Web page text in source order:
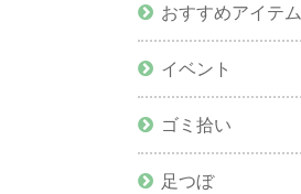
おすすめアイテム
イベント
ゴミ拾い
足つぼ